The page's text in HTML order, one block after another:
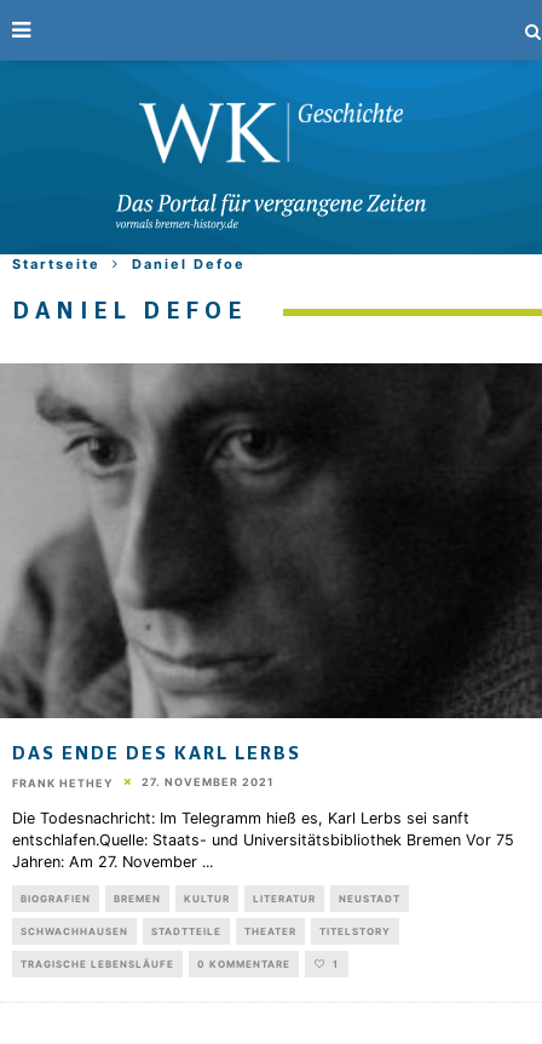
Startseite Daniel Defoe
DANIEL DEFOE
DAS ENDE DES KARL LERBS
FRANK HETHEY 27. NOVEMBER 2021
Die Todesnachricht: Im Telegramm hieß es, Karl Lerbs sei sanft
entschlafen.Quelle: Staats- und Universitätsbibliothek Bremen Vor 75
Jahren: Am 27. November ...
BIOGRAFIEN BREMEN KULTUR LITERATUR NEUSTADT
SCHWACHHAUSEN STADTTEILE THEATER TITELSTORY
TRAGISCHE LEBENSLÄUFE 0 KOMMENTARE 1